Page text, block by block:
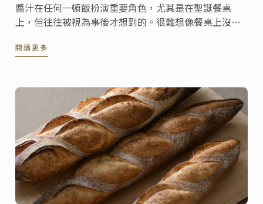
醬汁在任何一頓飯扮演重要角色，尤其是在聖誕餐桌
上，但往往被視為事後才想到的。很難想像餐桌上沒有
視，達到餐桌上平衡的完美配角。 在這裡，我們為您提
閱讀更多